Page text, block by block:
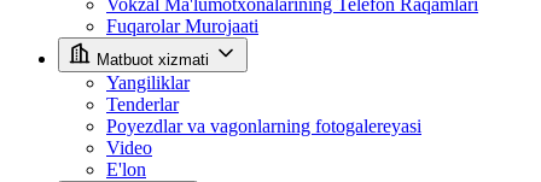
Vokzal Ma'lumotxonalarining Telefon Raqamlari
Fuqarolar Murojaati
Matbuot xizmati
Yangiliklar
Tenderlar
Poyezdlar va vagonlarning fotogalereyasi
Video
E'lon